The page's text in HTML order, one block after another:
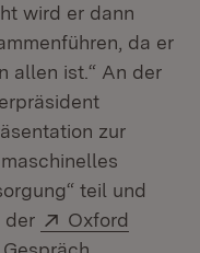
wird er dann
da er
allen ist.“ An der
zur
teil und
der
Extern:
Oxford
in neuem Fenster)